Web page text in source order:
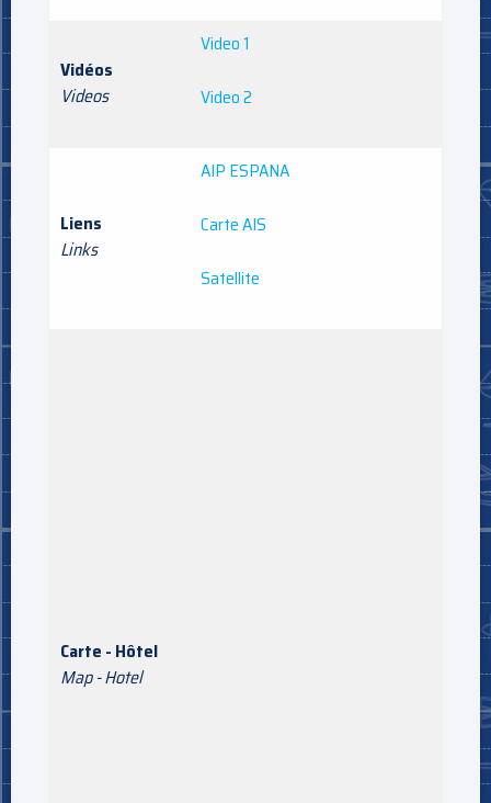
Vidéos
Videos
Video 1
Video 2
Liens
Links
AIP ESPANA
Carte AIS
Satellite
Carte - Hôtel
Map - Hotel